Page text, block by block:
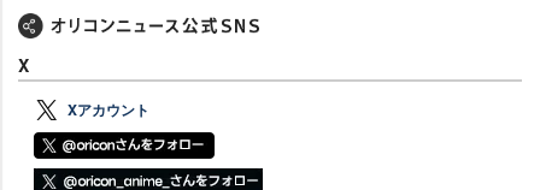
X
Xアカウント